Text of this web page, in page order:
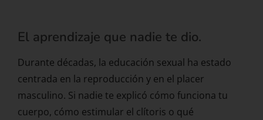
El aprendizaje que nadie te dio.
Durante décadas, la educación sexual ha estado
centrada en la reproducción y en el placer
masculino. Si nadie te explicó cómo funciona tu
cuerpo, cómo estimular el clítoris o qué